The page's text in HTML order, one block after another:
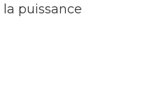
puissance